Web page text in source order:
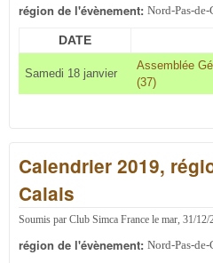
région de l'évènement: Nord-Pas-de-
DATE
Samedi 18 janvier
Assemblée
(37)
Calendrier 2019,
Calais
Soumis par Club Simca France le mar, 31/12/
région de l'évènement: Nord-Pas-de-